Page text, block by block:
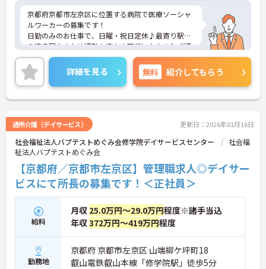
京都府京都市左京区に位置する病院で医療ソーシャ
ルワーカーの募集です！
日勤のみのお仕事で、日曜・祝日定休♪最寄り駅か
ら徒歩圏内のため通勤も楽々♪天候に左右されず通
勤ができます！昇給や賞与制度があり、頑張りが評
価されてしっかりと還元されます。さらに住宅手当
などの各種手当もあるのは嬉しいポイントです◎フ
ォロー体制もあり、経験に関わらず安心してスター
トできます。
ントもお伝えしますので是非ご応募お待ちしており
ます。
詳細を見る 無料 紹介してもらう
通所介護（デイサービス） 更新日：2026年01月16日
社会福祉法人バプテストめぐみ会修学院デイサービスセンター
社会福
祉法人バプテストめぐみ会
【京都府／京都市左京区】管理職求人◎デイサー
ビスにて所長の募集です！＜正社員＞
給料
月収 25.0万円～29.0万円程度※諸手当込
年収372万円～419万円程度
勤務地
京都府 京都市左京区 山端柳ケ坪町18
叡山電鉄叡山本線「修学院駅」徒歩5分